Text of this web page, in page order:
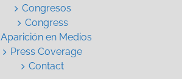
Congresos
Congress
Aparición en Medios
Press Coverage
Contact